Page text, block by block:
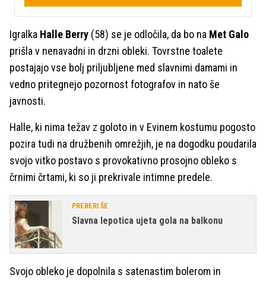
Igralka Halle Berry (58) se je odločila, da bo na Met Galo
prišla v nenavadni in drzni obleki. Tovrstne toalete
postajajo vse bolj priljubljene med slavnimi damami in
vedno pritegnejo pozornost fotografov in nato še
javnosti.
Halle, ki nima težav z goloto in v Evinem kostumu pogosto
pozira tudi na družbenih omrežjih, je na dogodku poudarila
svojo vitko postavo s provokativno prosojno obleko s
črnimi črtami, ki so ji prekrivale intimne predele.
PREBERI ŠE
Slavna lepotica ujeta gola na balkonu
Svojo obleko je dopolnila s satenastim bolerom in